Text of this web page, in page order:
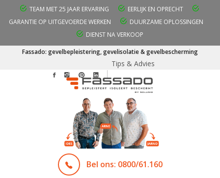
TEAM MET 25 JAAR ERVARING
EERLIJK EN OPRECHT
GARANTIE OP UITGEVOERDE WERKEN
DUURZAME OPLOSSINGEN
DIENST NA VERKOOP
Fassado: gevelbepleistering, gevelisolatie & gevelbescherming
Tips & Advies
Bel ons: 0800/61.160